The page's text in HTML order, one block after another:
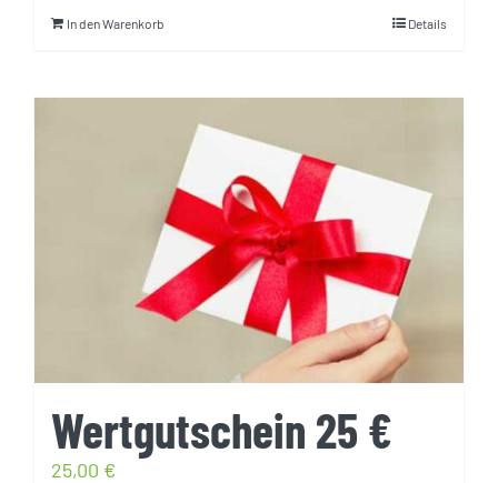
In den Warenkorb Details
Wertgutschein 25 €
25,00 €